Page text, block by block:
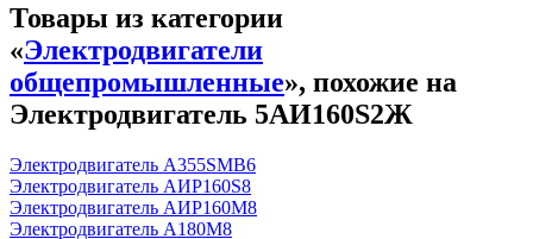
Товары из категории
«Электродвигатели
общепромышленные», похожие на
Электродвигатель 5АИ160S2Ж
Электродвигатель А355SМВ6
Электродвигатель АИР160S8
Электродвигатель АИР160М8
Электродвигатель А180М8